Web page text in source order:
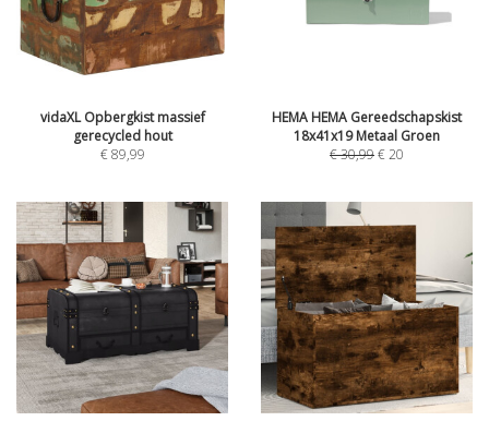
vidaXL Opbergkist massief
gerecycled hout
€89,99
HEMA HEMA Gereedschapskist
18x41x19 Metaal Groen
€30,99€20